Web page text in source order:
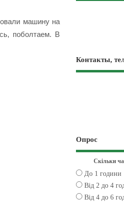
машину на
поболтаем. В
Контакты,
Опрос
Скільки
До 1 години
Від 2 до 4
Від 4 до 6